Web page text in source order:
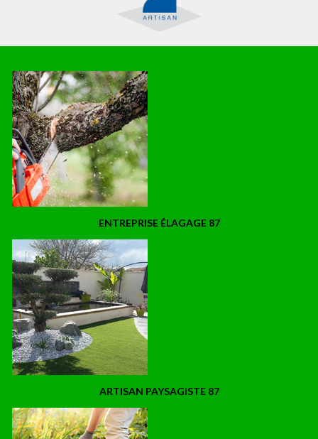
ENTREPRISE ÉLAGAGE 87
ARTISAN PAYSAGISTE 87